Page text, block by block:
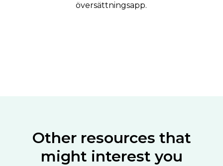
översättningsapp.
Other resources that
might interest you